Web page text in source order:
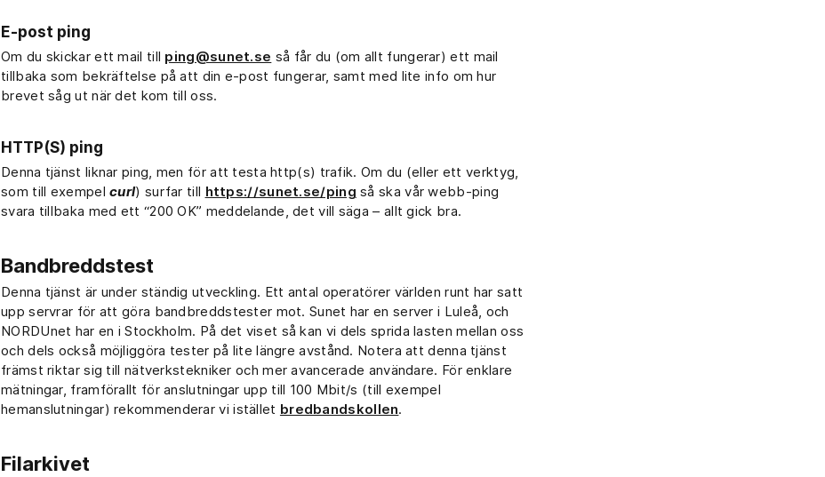
E-post ping
Om du skickar ett mail till ping@sunet.se så får du (om allt fungerar) ett mail
tillbaka som bekräftelse på att din e-post fungerar, samt med lite info om hur
brevet såg ut när det kom till oss.
HTTP(S) ping
Denna tjänst liknar ping, men för att testa http(s) trafik. Om du (eller ett verktyg,
som till exempelcurl) surfar till https://sunet.se/ping så ska vår webb-ping
svara tillbaka med ett “200 OK” meddelande, det vill säga – allt gick bra.
Bandbreddstest
Denna tjänst är under ständig utveckling. Ett antal operatörer världen runt har satt
upp servrar för att göra bandbreddstester mot. Sunet har en server i Luleå, och
NORDUnet har en i Stockholm. På det viset så kan vi dels sprida lasten mellan oss
och dels också möjliggöra tester på lite längre avstånd. Notera att denna tjänst
främst riktar sig till nätverkstekniker och mer avancerade användare. För enklare
mätningar, framförallt för anslutningar upp till 100 Mbit/s (till exempel
hemanslutningar) rekommenderar vi istället bredbandskollen.
Filarkivet